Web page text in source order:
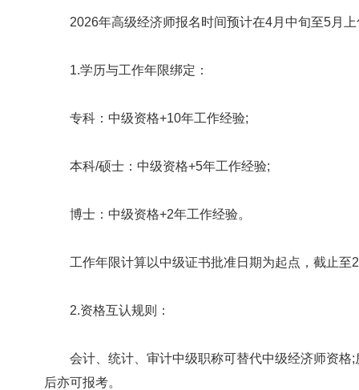
2026年高级经济师报名时间预计在4月中旬至5月上
1.学历与工作年限绑定：
专科：中级资格+10年工作经验;
本科/硕士：中级资格+5年工作经验;
博士：中级资格+2年工作经验。
工作年限计算以中级证书批准日期为起点，截止至
2.资格互认规则：
会计、统计、审计中级职称可替代中级经济师资格;
后亦可报考。